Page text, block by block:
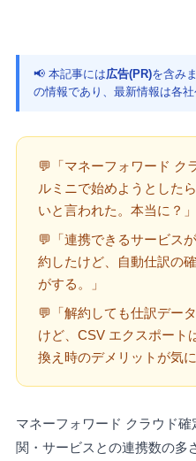
📢 本記事には広告(PR)を含み
の情報であり、最新情報は各
💬「マネーフォワード ク
ルミニで始めようとした
いと言われた。本当に？」
💬「連携できるサービス
約したけど、自動仕訳の
がする。」
💬「解約しても仕訳デー
けど、CSV エクスポート
換え時のデメリットが気に
マネーフォワード クラウド
関・サービスとの連携数の多